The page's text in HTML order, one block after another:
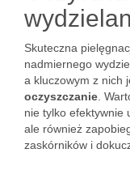
Skuteczna
nadmiernego
a kluczowym z nich
oczyszczanie .
nie tylko efektywnie
ale również
zaskórników i